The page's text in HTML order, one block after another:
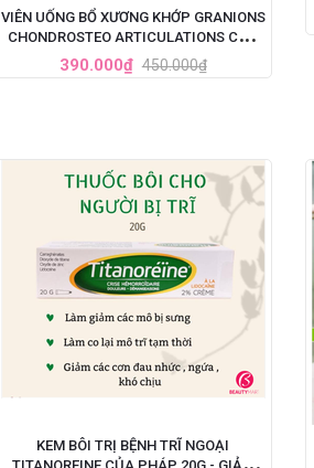
VIÊN UỐNG BỔ XƯƠNG KHỚP GRANIONS
CHONDROSTEO ARTICULATIONS CỦA
PHÁP
390.000₫ 450.000₫
KEM BÔI TRỊ BỆNH TRĨ NGOẠI